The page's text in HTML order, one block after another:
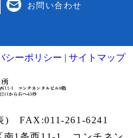
お問い合わせ
シーポリシー | サイトマップ
) FAX:011-261-6241